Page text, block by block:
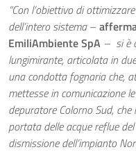
“Con l’obiettivo di
dell’intero sistema–
EmiliAmbiente SpA – si è
lungimirante, articolata in
una condotta fognaria che,
mettesse in comunicazione
depuratore Colorno Sud,
portata delle acque reflue
dismissione dell’impianto